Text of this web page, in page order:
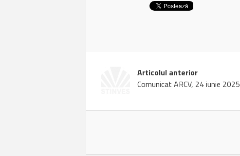
Articolul anterior
Comunicat ARCV, 24 iunie 2025